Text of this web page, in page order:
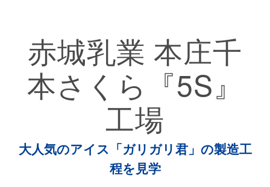
赤城乳業 本庄千
本さくら『5S』
工場
大人気のアイス「ガリガリ君」の製造工
程を見学